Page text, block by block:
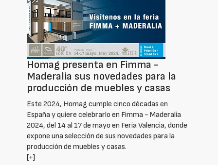
Homag presenta en Fimma -
Maderalia sus novedades para la
producción de muebles y casas
Este 2024, Homag cumple cinco décadas en
España y quiere celebrarlo en Fimma - Maderalia
2024, del 14 al 17 de mayo en Feria Valencia, donde
expone una selección de sus novedades para la
producción de muebles y casas.
[+]